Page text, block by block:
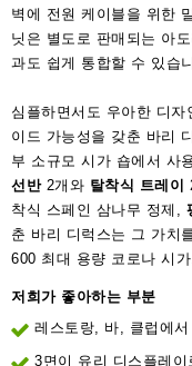
벽에 전원 케이블을 위한
닛은 별도로 판매되는 아
과도 쉽게 통합할 수 있습
심플하면서도 우아한 디
이드 가능성을 갖춘 바리
부 소규모 시가 숍에서 사
선반 2개와 탈착식 트레이
착식 스페인 삼나무 정제,
춘 바리 디럭스는 그 가치
600 최대 용량 코로나 시가.
저희가 좋아하는 부분
레스토랑, 바, 클럽에
3면이 유리 디스플레이